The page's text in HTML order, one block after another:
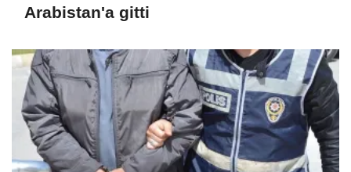
Arabistan'a gitti